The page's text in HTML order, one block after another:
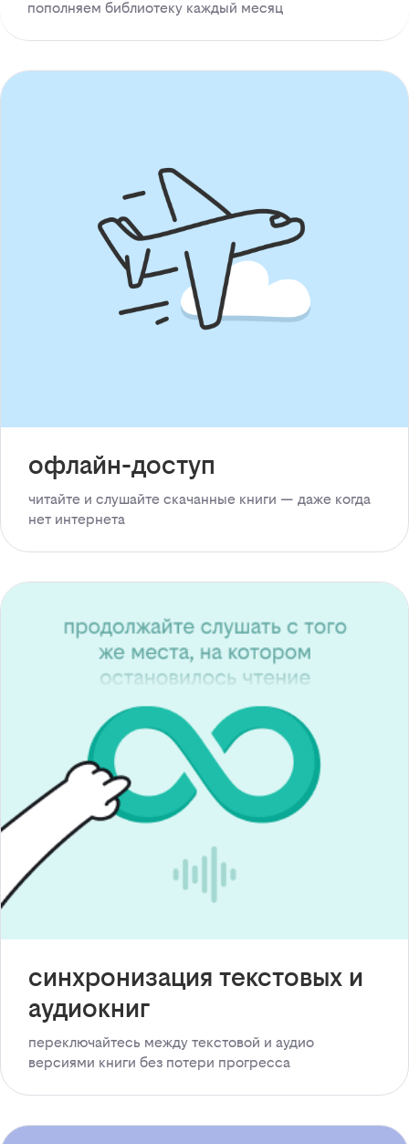
пополняем библиотеку каждый месяц
офлайн-доступ
читайте и слушайте скачанные книги — даже когда
нет интернета
синхронизация текстовых и
аудиокниг
переключайтесь между текстовой и аудио
версиями книги без потери прогресса